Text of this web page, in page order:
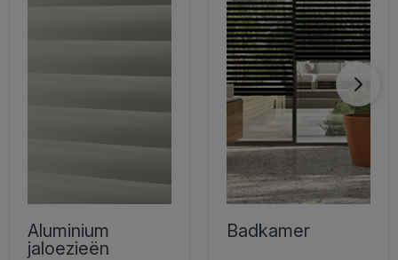
Aluminium
jaloezieën
Badkamer